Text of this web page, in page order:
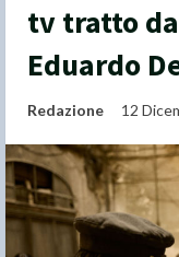
tv tratto
Eduardo
Redazione 12